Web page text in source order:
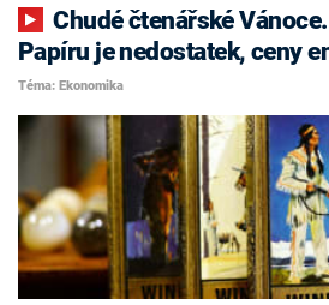
Chudé čtenářské Vánoce. Knihy zdražují.
Papíru je nedostatek, ceny
Téma: Ekonomika